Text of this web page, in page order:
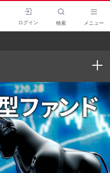
ログイン 検索 メニュー